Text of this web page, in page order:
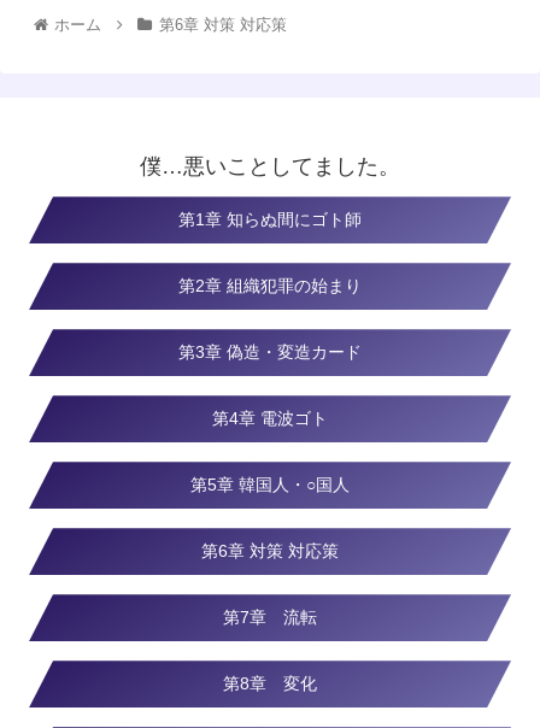
ホーム 第6章 対策 対応策
僕…悪いことしてました。
第1章 知らぬ間にゴト師
第2章 組織犯罪の始まり
第3章 偽造・変造カード
第4章 電波ゴト
第5章 韓国人・○国人
第6章 対策 対応策
第7章 流転
第8章 変化